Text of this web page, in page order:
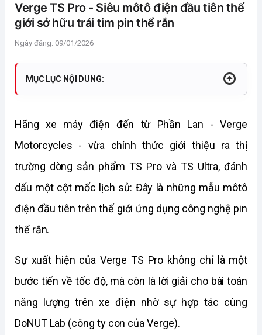
Verge TS Pro - Siêu môtô điện đầu tiên thế
giới sở hữu trái tim pin thể rắn
Ngày đăng: 09/01/2026
MỤC LỤC NỘI DUNG:
Hãng xe máy điện đến từ Phần Lan - Verge
Motorcycles - vừa chính thức giới thiệu ra thị
trường dòng sản phẩm TS Pro và TS Ultra, đánh
dấu một cột mốc lịch sử: Đây là những mẫu môtô
điện đầu tiên trên thế giới ứng dụng công nghệ pin
thể rắn.
Sự xuất hiện của Verge TS Pro không chỉ là một
bước tiến về tốc độ, mà còn là lời giải cho bài toán
năng lượng trên xe điện nhờ sự hợp tác cùng
DoNUT Lab (công ty con của Verge).